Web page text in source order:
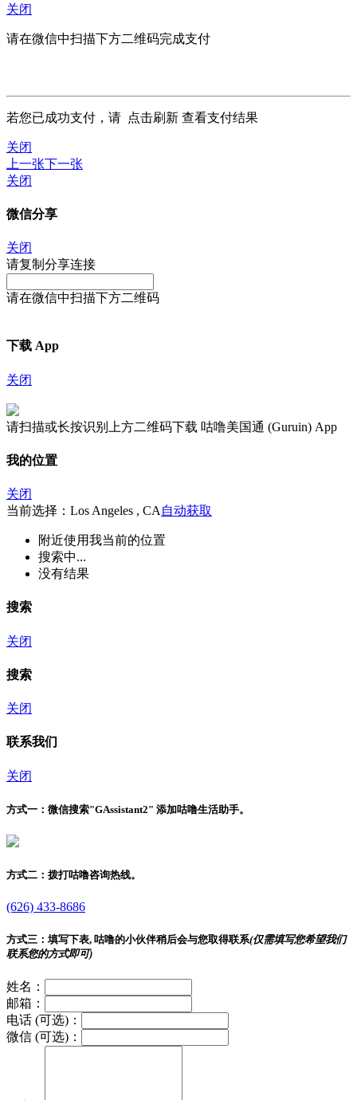
关闭
请在微信中扫描下方二维码完成支付
若您已成功支付，请 点击刷新 查看支付结果
关闭
上一张下一张
关闭
微信分享
关闭
请复制分享连接
请在微信中扫描下方二维码
下载 App
关闭
请扫描或长按识别上方二维码下载 咕噜美国通 (Guruin) App
我的位置
关闭
当前选择：Los Angeles , CA 自动获取
附近使用我当前的位置
搜索中...
没有结果
搜索
关闭
搜索
关闭
联系我们
关闭
方式一： 微信搜索"GAssistant2" 添加咕噜生活助手。
方式二： 拨打咕噜咨询热线。
(626) 433-8686
方式三： 填写下表, 咕噜的小伙伴稍后会与您取得联系(仅需填写您希望我们
联系您的方式即可)
姓名：
邮箱：
电话 (可选)：
微信 (可选)：